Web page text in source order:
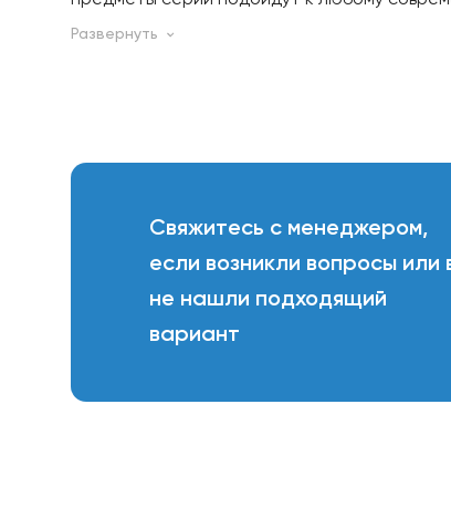
Свяжитесь с менеджером,
если возникли вопросы или
не нашли подходящий
вариант